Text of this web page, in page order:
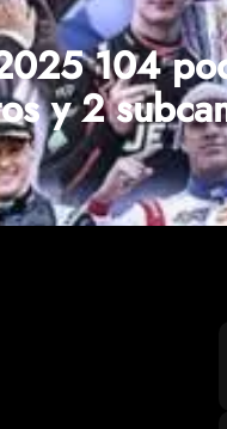
104
y 2